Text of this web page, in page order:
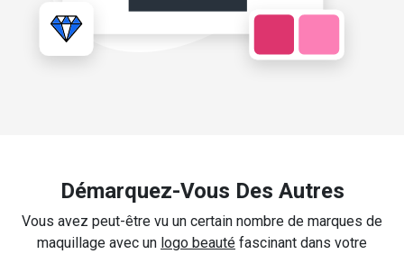
Démarquez-Vous Des Autres
Vous avez peut-être vu un certain nombre de marques de
maquillage avec un logo beauté fascinant dans votre